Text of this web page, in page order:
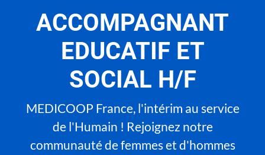
ACCOMPAGNANT
EDUCATIF ET
SOCIAL H/F
MEDICOOP France, l'intérim au service
de l'Humain ! Rejoignez notre
communauté de femmes et d'hommes